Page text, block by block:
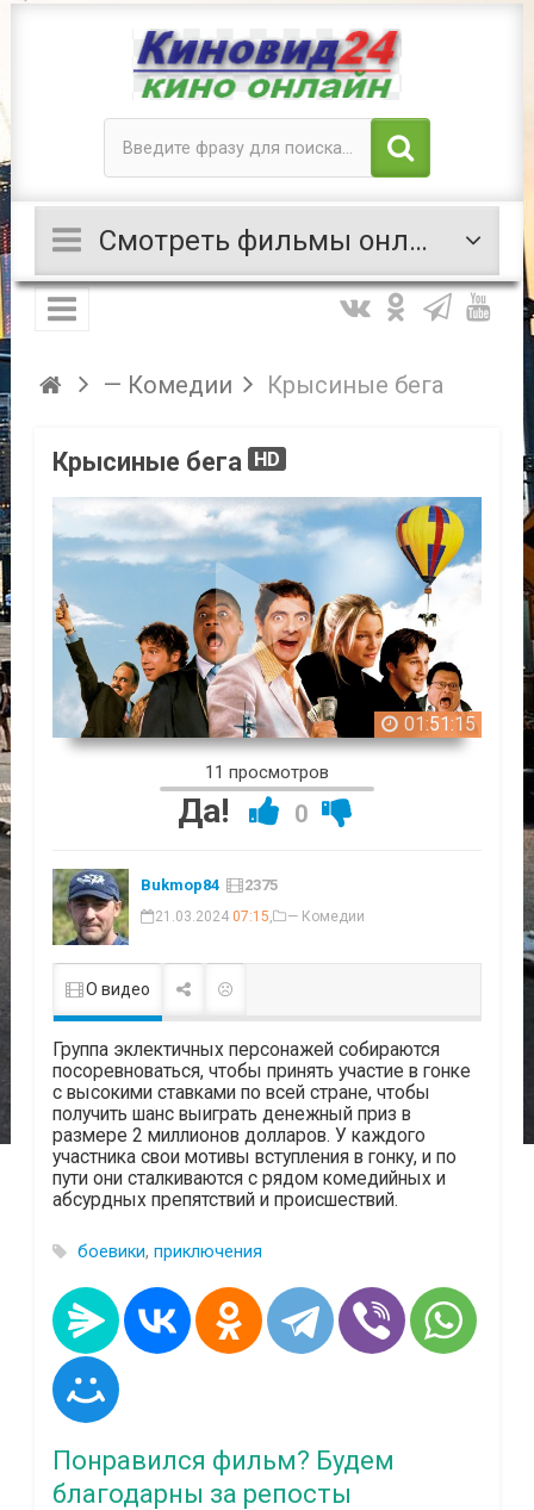
Смотреть фильмы онлайн
— Комедии Крысиные бега
Крысиные бега HD
01:51:15
11 просмотров
Да! 0
Bukmop84 2375
21.03.2024 07:15, — Комедии
О видео
Группа эклектичных персонажей собираются
посоревноваться, чтобы принять участие в гонке
с высокими ставками по всей стране, чтобы
получить шанс выиграть денежный приз в
размере 2 миллионов долларов. У каждого
участника свои мотивы вступления в гонку, и по
пути они сталкиваются с рядом комедийных и
абсурдных препятствий и происшествий.
боевики, приключения
Понравился фильм? Будем
благодарны за репосты